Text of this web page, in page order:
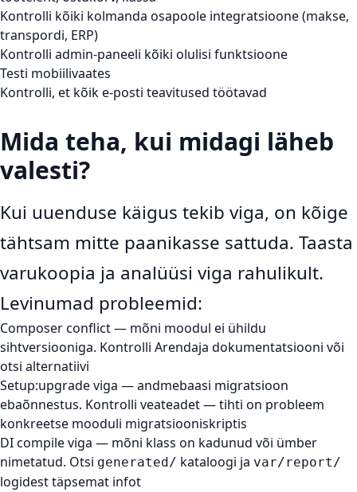
Kontrolli kõiki kolmanda osapoole integratsioone (makse,
transpordi, ERP)
Kontrolli admin-paneeli kõiki olulisi funktsioone
Testi mobiilivaates
Kontrolli, et kõik e-posti teavitused töötavad
Mida teha, kui midagi läheb
valesti?
Kui uuenduse käigus tekib viga, on kõige
tähtsam mitte paanikasse sattuda. Taasta
varukoopia ja analüüsi viga rahulikult.
Levinumad probleemid:
Composer conflict— mõni moodul ei ühildu
sihtversiooniga. Kontrolli Arendaja dokumentatsiooni või
otsi alternatiivi
Setup:upgrade viga — andmebaasi migratsioon
ebaõnnestus. Kontrolli veateadet — tihti on probleem
konkreetse mooduli migratsiooniskriptis
DI compile viga — mõni klass on kadunud või ümber
nimetatud. Otsi generated/ kataloogi ja var/report/
logidest täpsemat infot